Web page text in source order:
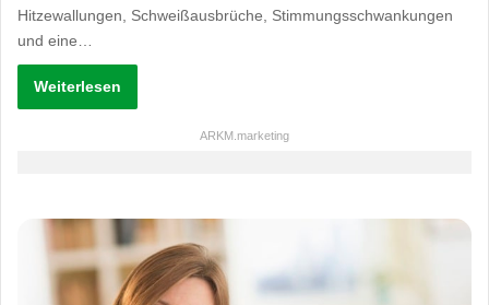
Hitzewallungen, Schweißausbrüche, Stimmungsschwankungen
und eine…
Weiterlesen
ARKM.marketing